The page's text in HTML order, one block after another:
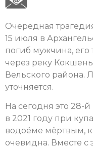
Очередная
15 июля в
погиб мужчина, его
через реку
Вельского района.
уточняется.
На сегодня это 28-
в 2021 году при
водоёме мёртвым,
очевидна. Вместе с